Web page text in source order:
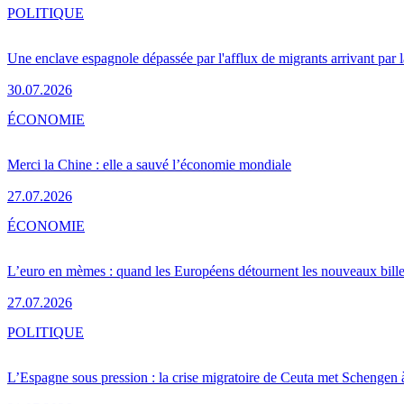
Une enclave espagnole dépassée par l'afflux de migrants arrivant par
30.07.2026
POLITIQUE
Merci la Chine : elle a sauvé l’économie mondiale
27.07.2026
ÉCONOMIE
L’euro en mèmes : quand les Européens détournent les nouveaux
27.07.2026
ÉCONOMIE
L’Espagne sous pression : la crise migratoire de Ceuta met Schengen
POLITIQUE